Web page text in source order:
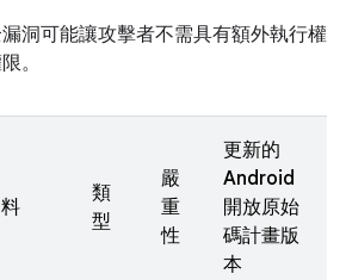
洞可能讓攻擊者不需具有額外執行權
。
類
型
嚴
重
性
更新的
Android
開放原始
碼計畫版
本